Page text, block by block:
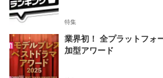
特集
業界初！ 全プラットフォ
加型アワード